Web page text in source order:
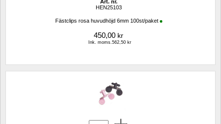
Art. nr.
HEN25103
Fästclips rosa huvudhöjd 6mm 100st/paket
450,00 kr
Ink. moms.562,50 kr